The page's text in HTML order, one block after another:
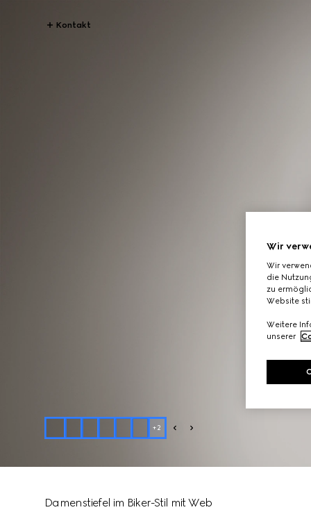
Kontakt
+2
Damenstiefel im Biker-Stil mit Web
Wir
Wir
die
zu
Website
Weitere
unserer